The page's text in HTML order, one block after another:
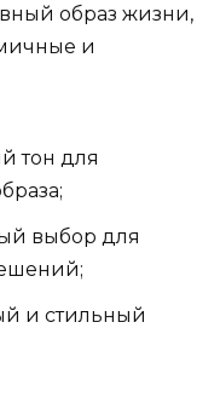
образ жизни,
и
тон для
выбор для
и стильный